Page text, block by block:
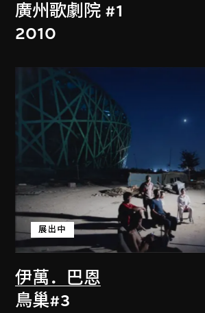
廣州歌劇院 #1
2010
伊萬．巴恩
展出中
鳥巢#3